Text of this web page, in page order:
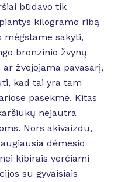
būdavo tik
kilogramo ribą
mėgstame sakyti,
bronzinio žvynų
žvejojama pavasarį,
kad tai yra tam
pasekmė. Kitas
nejautra
Nors akivaizdu,
dėmesio
kibirais verčiami
su gyvaisiais